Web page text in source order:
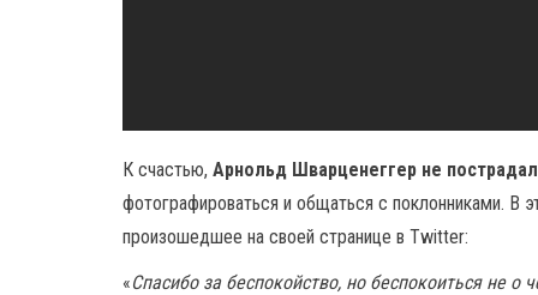
К счастью, Арнольд Шварценеггер не пострадал
фотографироваться и общаться с поклонниками.
произошедшее на своей странице в Twitter:
«Спасибо за беспокойство, но беспокоиться не о